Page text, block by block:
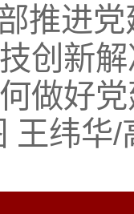
推进
创新
做好
王纬华/